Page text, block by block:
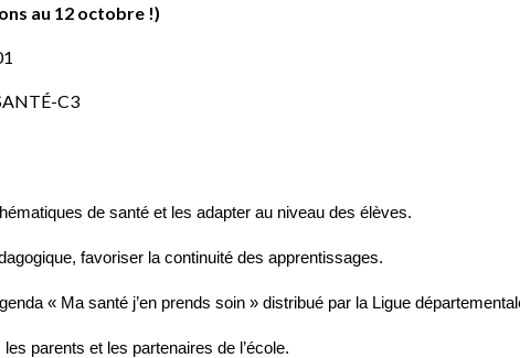
au 12 octobre !)
C3
de santé et les adapter au niveau des élèves.
favoriser la continuité des apprentissages.
« Ma santé j’en prends soin » distribué par la Ligue
parents et les partenaires de l’école.